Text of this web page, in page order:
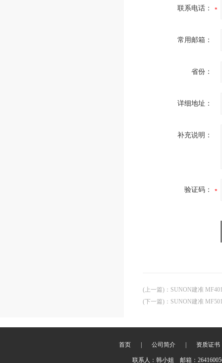
联系电话：
常用邮箱：
省份：
详细地址：
补充说明：
验证码：
(上一篇) ： SUNON建准
(下一篇) ： SUNON建准
首页 公司简介 资质证书
联系人：韩小姐 邮箱：